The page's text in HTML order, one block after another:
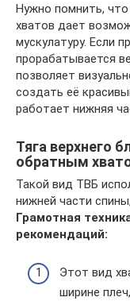
Нужно помнить, что
хватов дает
мускулатуру. Если
прорабатывается
позволяет
создать её
работает нижняя
Тяга верхнего
обратным
Такой вид ТВБ
нижней части
Грамотная
рекомендаций:
Этот вид
ширине